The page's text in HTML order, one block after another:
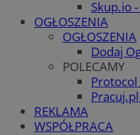
Skup.io
OGŁOSZENIA
OGŁOSZENIA
Dodaj
POLECAMY
Protocol
REKLAMA
WSPÓŁPRACA